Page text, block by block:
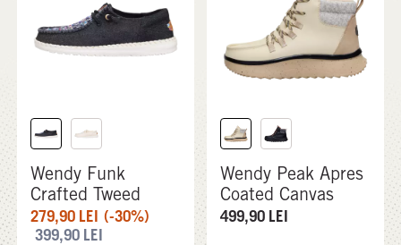
Wendy Funk
Crafted Tweed
279,90 LEI (-30%)
399,90 LEI
Wendy Peak Apres
Coated Canvas
499,90 LEI